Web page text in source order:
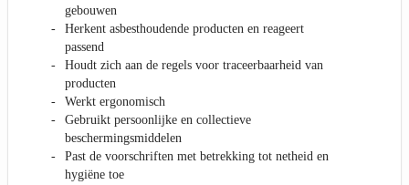
gebouwen
Herkent asbesthoudende producten en reageert
passend
Houdt zich aan de regels voor traceerbaarheid van
producten
Werkt ergonomisch
Gebruikt persoonlijke en collectieve
beschermingsmiddelen
Past de voorschriften met betrekking tot netheid en
hygiëne toe